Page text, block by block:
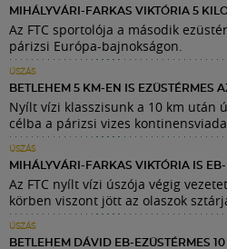
MIHÁLYVÁRI-FARKAS VIKTÓRIA 5
Az FTC sportolója a második
párizsi Európa-bajnokságon.
ÚSZÁS
BETLEHEM 5 KM-EN IS EZÜSTÉRMES
Nyílt vízi klasszisunk a 10 km után
célba a párizsi vizes
ÚSZÁS
MIHÁLYVÁRI-FARKAS VIKTÓRIA IS
Az FTC nyílt vízi úszója végig
körben viszont jött az olaszok
ÚSZÁS
BETLEHEM DÁVID EB-EZÜSTÉRMES